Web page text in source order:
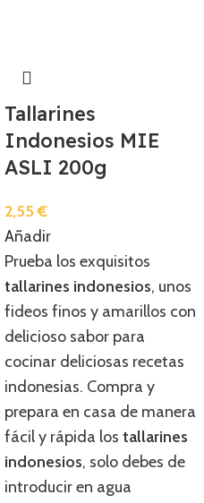
Tallarines
Indonesios MIE
ASLI 200g
2,55€
Añadir
Prueba los exquisitos
tallarines indonesios, unos
fideos finos y amarillos con
delicioso sabor para
cocinar deliciosas recetas
indonesias. Compra y
prepara en casa de manera
fácil y rápida los tallarines
indonesios, solo debes de
introducir en agua